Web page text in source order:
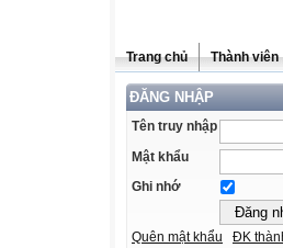
Trang chủ Thành viên
ĐĂNG NHẬP
Tên truy nhập
Mật khẩu
Ghi nhớ
Quên mật khẩu ĐK